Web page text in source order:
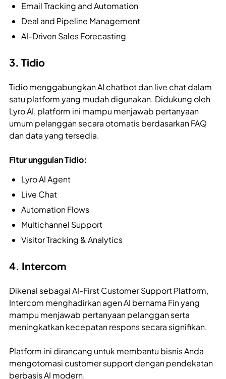
Email Tracking and Automation
Deal and Pipeline Management
AI-Driven Sales Forecasting
3. Tidio
Tidio menggabungkan AI chatbot dan live chat dalam
satu platform yang mudah digunakan. Didukung oleh
Lyro AI, platform ini mampu menjawab pertanyaan
umum pelanggan secara otomatis berdasarkan FAQ
dan data yang tersedia.
Fitur unggulan Tidio:
Lyro AI Agent
Live Chat
Automation Flows
Multichannel Support
Visitor Tracking & Analytics
4. Intercom
Dikenal sebagai AI-First Customer Support Platform,
Intercom menghadirkan agen AI bernama Fin yang
mampu menjawab pertanyaan pelanggan serta
meningkatkan kecepatan respons secara signifikan.
Platform ini dirancang untuk membantu bisnis Anda
mengotomasi customer support dengan pendekatan
berbasis AI modern.